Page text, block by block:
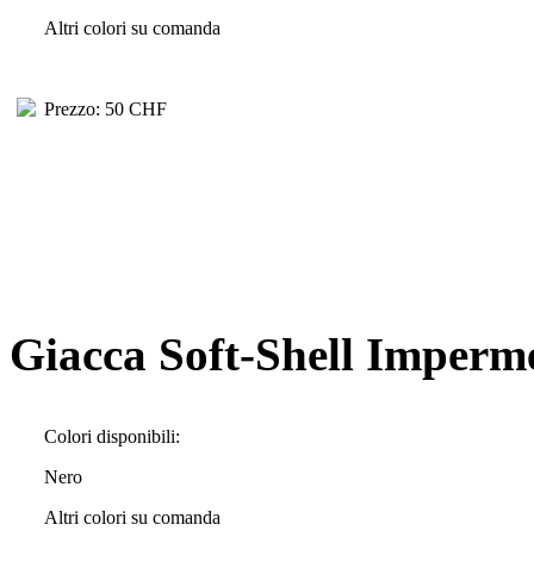
Altri colori su comanda
Prezzo: 50 CHF
Giacca Soft-Shell
Colori disponibili:
Nero
Altri colori su comanda